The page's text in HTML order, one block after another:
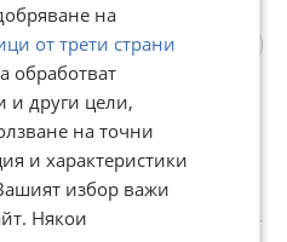
3-СТАЕН, гр.
Бузлуджа
€
лв
ДДС
Търново, Бузлуджа, 21 юли
на
от трети страни
обработват
и други цели,
на точни
и характеристики
избор важи
Някои